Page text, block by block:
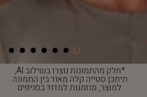
*חלק מהתמונות נוצרו בשילוב AI,
תיתכן סטייה קלה מאוד בין התמונה
למוצר, מוזמנות למדוד בסניפים